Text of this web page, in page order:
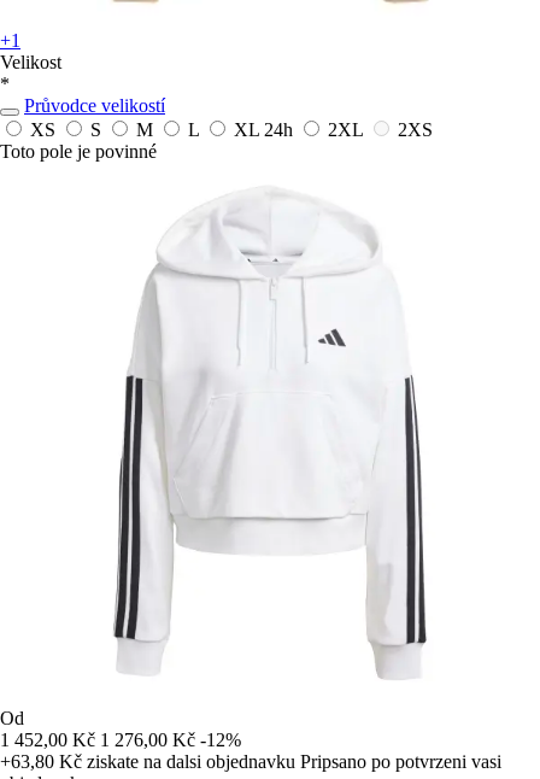
+1
Velikost
*
Průvodce velikostí
XS
S M L XL 24h 2XL
2XS
Toto pole je povinné
Od
1 452,00 Kč 1 276,00 Kč -12%
+63,80 Kč ziskate na dalsi objednavku Pripsano po potvrzeni vasi